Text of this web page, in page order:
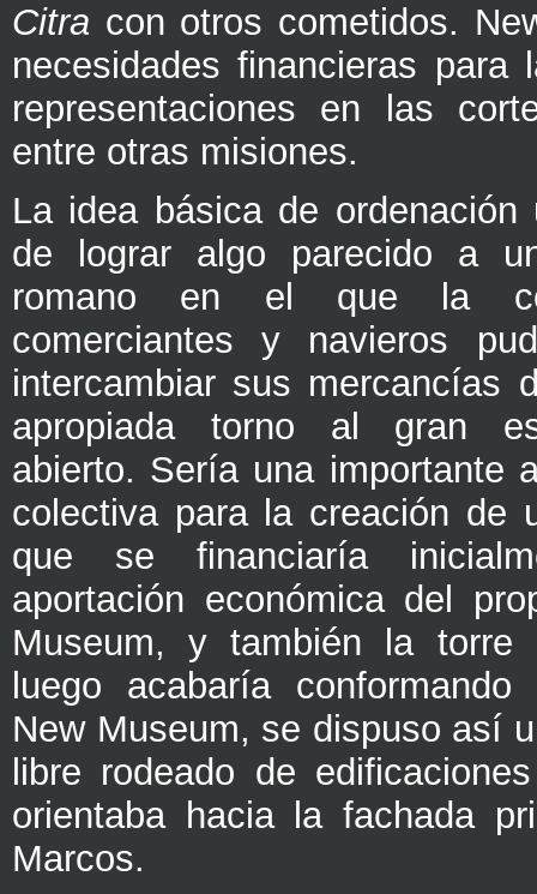
Citra con otros cometidos.
necesidades financieras para
representaciones en las
entre otras misiones.
La idea básica de ordenación
de lograr algo parecido a
romano en el que la
comerciantes y navieros
intercambiar sus mercancías
apropiada torno al gran
abierto. Sería una importante
colectiva para la creación de
que se financiaría
aportación económica del
Museum, y también la torre
luego acabaría
New Museum, se dispuso así
libre rodeado de
orientaba hacia la fachada
Marcos.